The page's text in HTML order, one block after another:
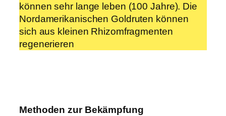
können sehr lange leben (100 Jahre). Die
Nordamerikanischen Goldruten können
sich aus kleinen Rhizomfragmenten
regenerieren
Methoden zur Bekämpfung